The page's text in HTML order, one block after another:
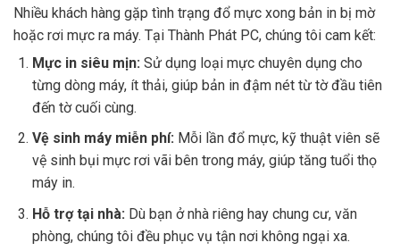
Nhiều khách hàng gặp tình trạng đổ mực xong bản in bị mờ
hoặc rơi mực ra máy. Tại Thành Phát PC, chúng tôi cam kết:
Mực in siêu mịn: Sử dụng loại mực chuyên dụng cho
từng dòng máy, ít thải, giúp bản in đậm nét từ tờ đầu tiên
đến tờ cuối cùng.
Vệ sinh máy miễn phí: Mỗi lần đổ mực, kỹ thuật viên sẽ
vệ sinh bụi mực rơi vãi bên trong máy, giúp tăng tuổi thọ
máy in.
Hỗ trợ tại nhà: Dù bạn ở nhà riêng hay chung cư, văn
phòng, chúng tôi đều phục vụ tận nơi không ngại xa.